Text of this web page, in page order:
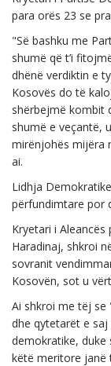
para orës 23 se
"Së bashku me
shumë që t’i
dhënë verdiktin e
Kosovës do të
shërbejmë kombit
shumë e veçantë,
mirënjohës mijëra
ai.
Lidhja
përfundimtare por
Kryetari i
Haradinaj, shkroi
sovranit
Kosovën, sot u
Ai shkroi me tëj se
dhe qytetarët e
demokratike, duke
këtë meritore janë